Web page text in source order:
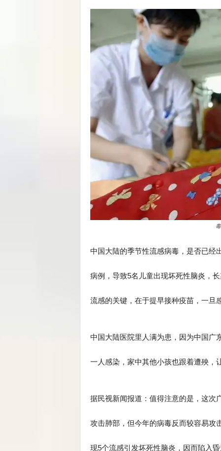
中国大陆的季节性流感病毒，是否已经
病例，导致5名儿童出现坏死性脑炎，
流感的关键，在于提早接种疫苗，一旦
中国大陆医院里人满为患，因为中国广
一人感染，家中其他小孩也跟着遭殃，
据民视新闻报道：值得注意的是，这次
攻击肺部，但今年的病毒反而较容易攻
现5个流感引发坏死性脑炎，因而陷入